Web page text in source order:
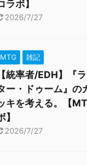
ラボ】
2026/7/27
MTG 雑記
【統率者/EDH】『
ー・ドゥーム』の
キを考える。【
】
2026/7/27